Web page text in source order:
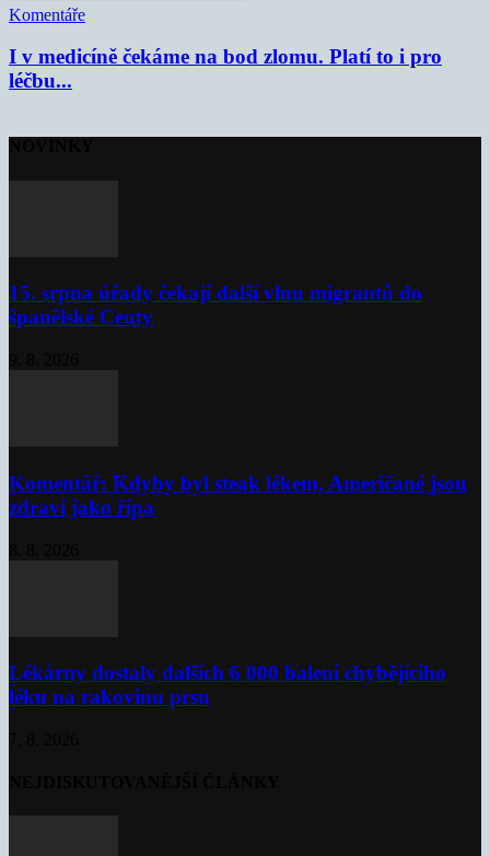
Komentáře
I v medicíně čekáme na bod zlomu. Platí to i pro
léčbu...
15. srpna úřady čekají další vlnu migrantů do
španělské Ceuty
Komentář: Kdyby byl steak lékem, Američané jsou
zdraví jako řípa
Lékárny dostaly dalších 6 000 balení chybějícího
léku na rakovinu prsu